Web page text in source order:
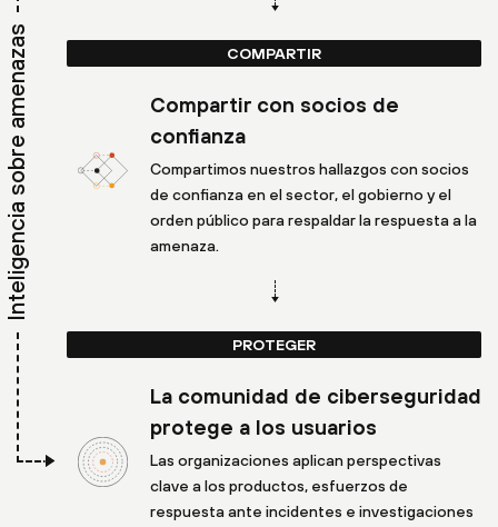
COMPARTIR
Compartir con socios de
confianza
Compartimos nuestros hallazgos con socios
de confianza en el sector, el gobierno y el
orden público para respaldar la respuesta a la
amenaza.
PROTEGER
La comunidad de ciberseguridad
protege a los usuarios
Las organizaciones aplican perspectivas
clave a los productos, esfuerzos de
respuesta ante incidentes e investigaciones
Inteligencia sobre amenazas